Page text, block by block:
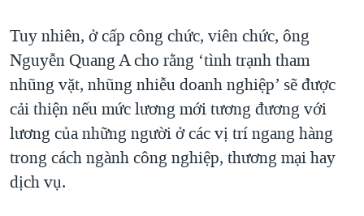
Tuy nhiên, ở cấp công chức, viên chức, ông
Nguyễn Quang A cho rằng ‘tình trạnh tham
nhũng vặt, nhũng nhiễu doanh nghiệp’ sẽ được
cải thiện nếu mức lương mới tương đương với
lương của những người ở các vị trí ngang hàng
trong cách ngành công nghiệp, thương mại hay
dịch vụ.